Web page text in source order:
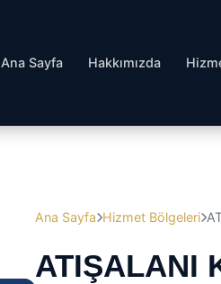
Ana Sayfa Hakkımızda
Ana Sayfa Hizmet Bölgeleri
ATIŞALANI